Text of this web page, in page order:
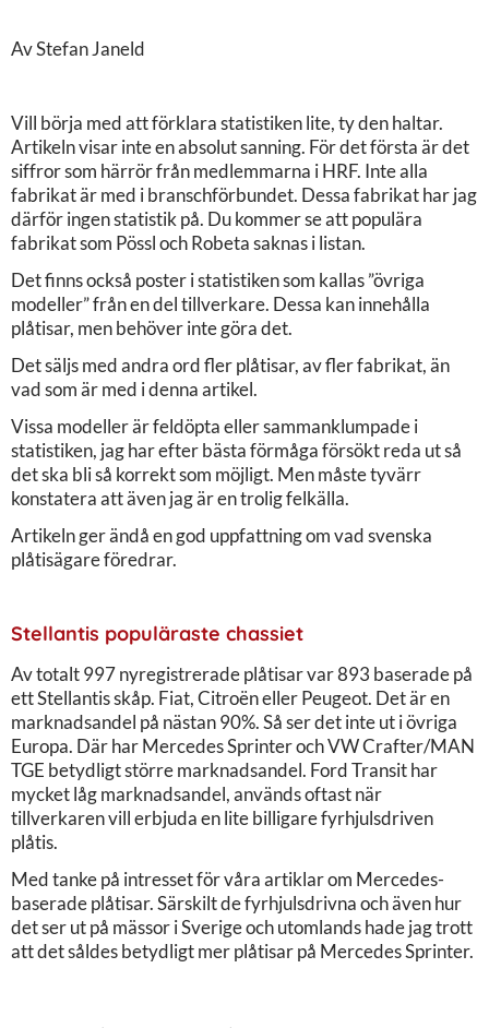
Av Stefan Janeld
Vill börja med att förklara statistiken lite, ty den haltar.
Artikeln visar inte en absolut sanning. För det första är det
siffror som härrör från medlemmarna i HRF. Inte alla
fabrikat är med i branschförbundet. Dessa fabrikat har jag
därför ingen statistik på. Du kommer se att populära
fabrikat som Pössl och Robeta saknas i listan.
Det finns också poster i statistiken som kallas ”övriga
modeller” från en del tillverkare. Dessa kan innehålla
plåtisar, men behöver inte göra det.
Det säljs med andra ord fler plåtisar, av fler fabrikat, än
vad som är med i denna artikel.
Vissa modeller är feldöpta eller sammanklumpade i
statistiken, jag har efter bästa förmåga försökt reda ut så
det ska bli så korrekt som möjligt. Men måste tyvärr
konstatera att även jag är en trolig felkälla.
Artikeln ger ändå en god uppfattning om vad svenska
plåtisägare föredrar.
Stellantis populäraste chassiet
Av totalt 997 nyregistrerade plåtisar var 893 baserade på
ett Stellantis skåp. Fiat, Citroën eller Peugeot. Det är en
marknadsandel på nästan 90%. Så ser det inte ut i övriga
Europa. Där har Mercedes Sprinter och VW Crafter/MAN
TGE betydligt större marknadsandel. Ford Transit har
mycket låg marknadsandel, används oftast när
tillverkaren vill erbjuda en lite billigare fyrhjulsdriven
plåtis.
Med tanke på intresset för våra artiklar om Mercedes-
baserade plåtisar. Särskilt de fyrhjulsdrivna och även hur
det ser ut på mässor i Sverige och utomlands hade jag trott
att det såldes betydligt mer plåtisar på Mercedes Sprinter.